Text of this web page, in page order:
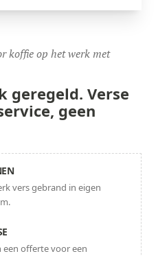
koffie op het werk met
geregeld. Verse
geen
vers gebrand in eigen
offerte voor een